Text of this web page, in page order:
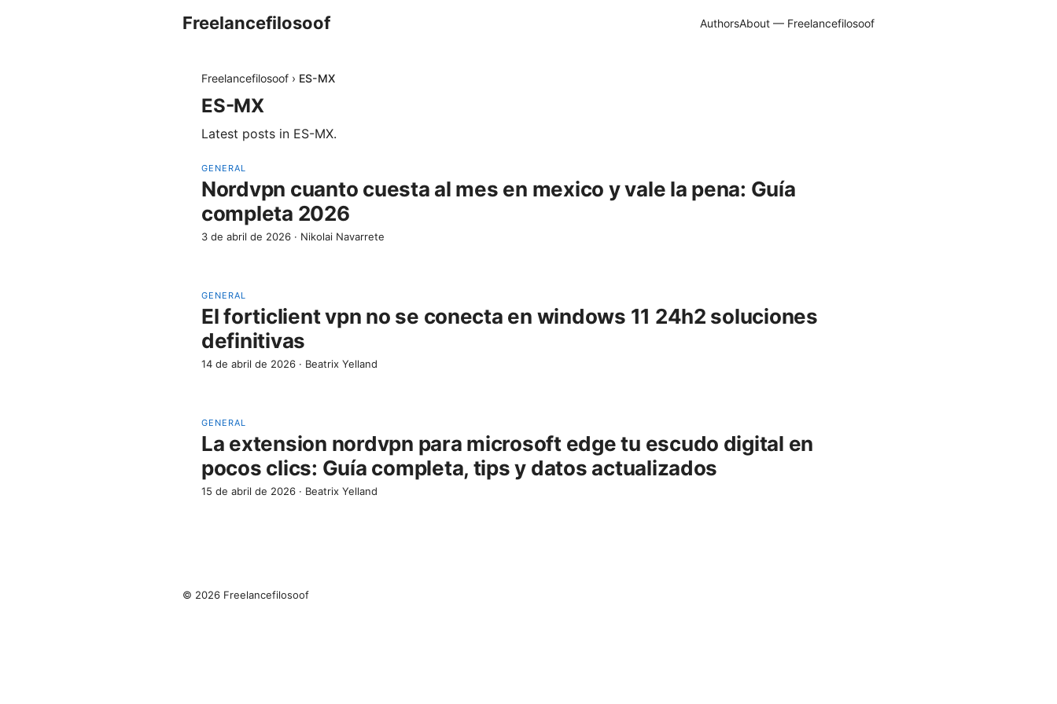
Freelancefilosoof AuthorsAbout — Freelancefilosoof
Freelancefilosoof › ES-MX
ES-MX
Latest posts in ES-MX.
GENERAL
Nordvpn cuanto cuesta al mes en mexico y vale la pena: Guía
completa 2026
3 de abril de 2026 · Nikolai Navarrete
GENERAL
El forticlient vpn no se conecta en windows 11 24h2 soluciones
definitivas
14 de abril de 2026 · Beatrix Yelland
GENERAL
La extension nordvpn para microsoft edge tu escudo digital en
pocos clics: Guía completa, tips y datos actualizados
15 de abril de 2026 · Beatrix Yelland
© 2026 Freelancefilosoof